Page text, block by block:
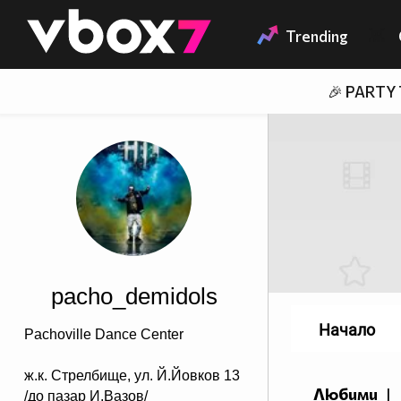
👾 Trending
🎉 PARTY
pacho_demidols
Pachoville Dance Center
ж.к. Стрелбище, ул. Й.Йовков 13
/до пазар И.Вазов/
Любими |
Начало